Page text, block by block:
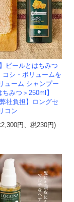
】ビールとはちみつ
コシ・ボリュームを
ューム シャンプー
みつ＞250ml】
社負担】ロングセ
コン
円、税230円)